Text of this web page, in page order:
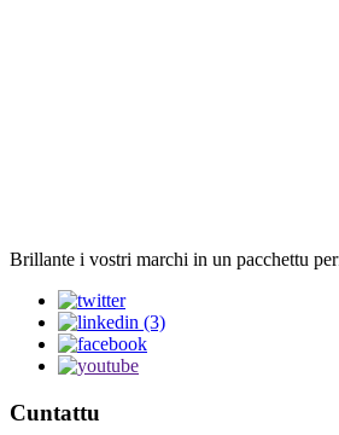
Brillante i vostri marchi in un pacchettu
Cuntattu